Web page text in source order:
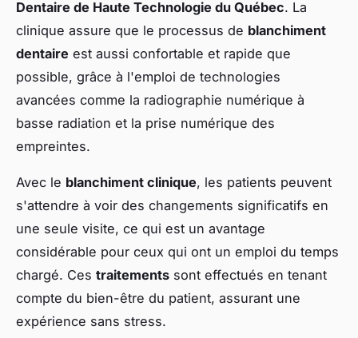
Dentaire de Haute Technologie du Québec. La
clinique assure que le processus de blanchiment
dentaire est aussi confortable et rapide que
possible, grâce à l'emploi de technologies
avancées comme la radiographie numérique à
basse radiation et la prise numérique des
empreintes.
Avec le blanchiment clinique, les patients peuvent
s'attendre à voir des changements significatifs en
une seule visite, ce qui est un avantage
considérable pour ceux qui ont un emploi du temps
chargé. Ces traitements sont effectués en tenant
compte du bien-être du patient, assurant une
expérience sans stress.